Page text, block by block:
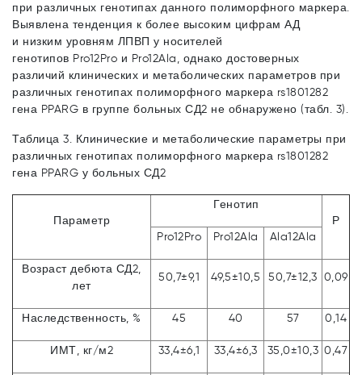
при различных генотипах данного полиморфного маркера.
Выявлена тенденция к более высоким цифрам АД
и низким уровням ЛПВП у носителей
генотипов Pro12Pro и Pro12Ala, однако достоверных
различий клинических и метаболических параметров при
различных генотипах полиморфного маркера rs1801282
гена PPARG в группе больных СД2 не обнаружено (табл. 3).
Таблица 3. Клинические и метаболические параметры при
различных генотипах полиморфного маркера rs1801282
гена PPARG у больных СД2
Параметр
Генотип
Р
Pro12Pro
Pro12Ala Ala12Ala
Возраст дебюта СД2,
лет
50,7±9,1 49,5±10,5 50,7±12,3 0,09
Наследственность, % 45 40 57 0,14
ИМТ, кг/м2 33,4±6,1 33,4±6,3 35,0±10,3 0,47